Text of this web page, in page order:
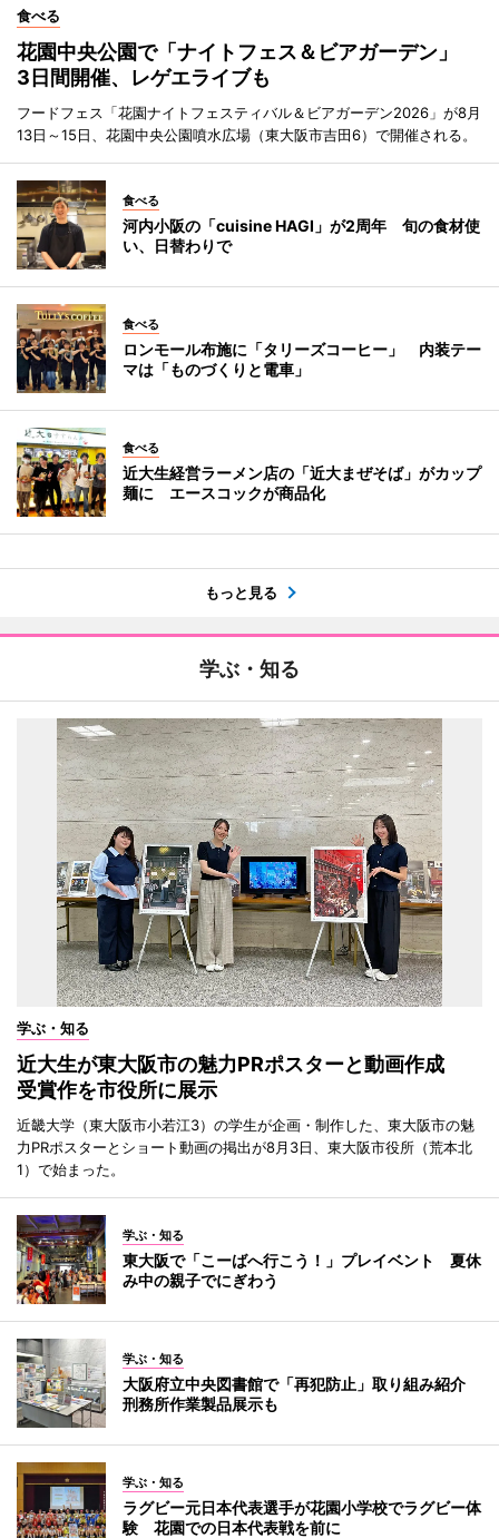
食べる
花園中央公園で「ナイトフェス＆ビアガーデン」
3日間開催、レゲエライブも
フードフェス「花園ナイトフェスティバル＆ビアガーデン2026」が8月
13日～15日、花園中央公園噴水広場（東大阪市吉田6）で開催される。
食べる
河内小阪の「cuisine HAGI」が2周年 旬の食材使
い、日替わりで
食べる
ロンモール布施に「タリーズコーヒー」 内装テー
マは「ものづくりと電車」
食べる
近大生経営ラーメン店の「近大まぜそば」がカップ
麺に エースコックが商品化
もっと見る
学ぶ・知る
学ぶ・知る
近大生が東大阪市の魅力PRポスターと動画作成
受賞作を市役所に展示
近畿大学（東大阪市小若江3）の学生が企画・制作した、東大阪市の魅
力PRポスターとショート動画の掲出が8月3日、東大阪市役所（荒本北
1）で始まった。
学ぶ・知る
東大阪で「こーばへ行こう！」プレイベント 夏休
み中の親子でにぎわう
学ぶ・知る
大阪府立中央図書館で「再犯防止」取り組み紹介
刑務所作業製品展示も
学ぶ・知る
ラグビー元日本代表選手が花園小学校でラグビー体
験 花園での日本代表戦を前に